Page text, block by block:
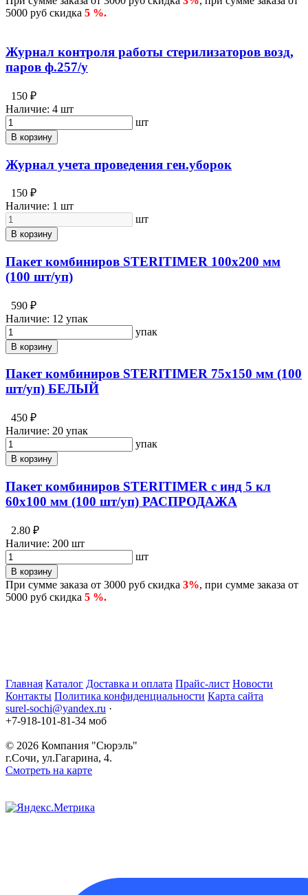
5000 руб скидка 5 %.
Журнал контроля работы стерилизаторов возд,
паров ф.257/у
150 ₽
Наличие: 4 шт
шт
В корзину
Журнал учета проведения ген.уборок
150 ₽
Наличие: 1 шт
шт
В корзину
Пакет комбиниров STERITIMER 100х200 мм
(100 шт/уп)
590 ₽
Наличие: 12 упак
упак
В корзину
Пакет комбиниров STERITIMER 75х150 мм (100
шт/уп) БЕЛЫЙ
450 ₽
Наличие: 20 упак
упак
В корзину
Пакет комбиниров STERITIMER с инд 5 кл
60х100 мм (100 шт/уп) РАСПРОДАЖА
2.80 ₽
Наличие: 200 шт
шт
В корзину
При сумме заказа от 3000 руб скидка 3%, при сумме заказа от
5000 руб скидка 5 %.
Главная Каталог Доставка и оплата Прайс-лист Новости
Контакты Политика конфиденциальности Карта сайта
surel-sochi@yandex.ru ·
+7-918-101-81-34 моб
© 2026 Компания "Сюрэль"
г.Сочи, ул.Гагарина, 4.
Смотреть на карте